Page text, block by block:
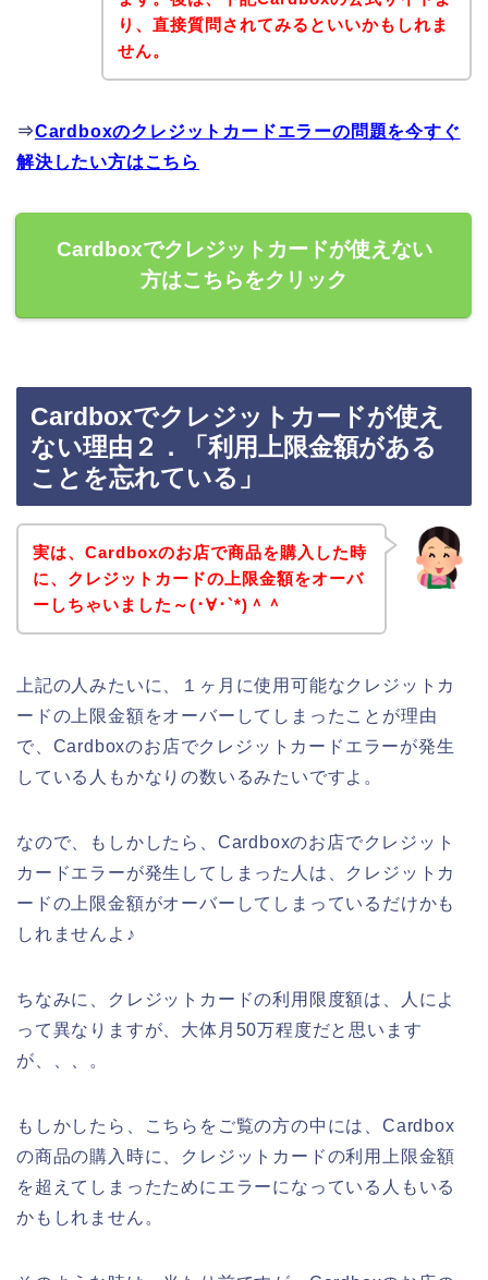
り、直接質問されてみるといいかもしれま
せん。
⇒Cardboxのクレジットカードエラーの問題を今すぐ
解決したい方はこちら
Cardboxでクレジットカードが使えない
方はこちらをクリック
Cardboxでクレジットカードが使え
ない理由２．「利用上限金額がある
ことを忘れている」
実は、Cardboxのお店で商品を購入した時
に、クレジットカードの上限金額をオーバ
ーしちゃいました～(･∀･`*)＾＾
上記の人みたいに、１ヶ月に使用可能なクレジットカ
ードの上限金額をオーバーしてしまったことが理由
で、Cardboxのお店でクレジットカードエラーが発生
している人もかなりの数いるみたいですよ。
なので、もしかしたら、Cardboxのお店でクレジット
カードエラーが発生してしまった人は、クレジットカ
ードの上限金額がオーバーしてしまっているだけかも
しれませんよ♪
ちなみに、クレジットカードの利用限度額は、人によ
って異なりますが、大体月50万程度だと思います
が、、、。
もしかしたら、こちらをご覧の方の中には、Cardbox
の商品の購入時に、クレジットカードの利用上限金額
を超えてしまったためにエラーになっている人もいる
かもしれません。